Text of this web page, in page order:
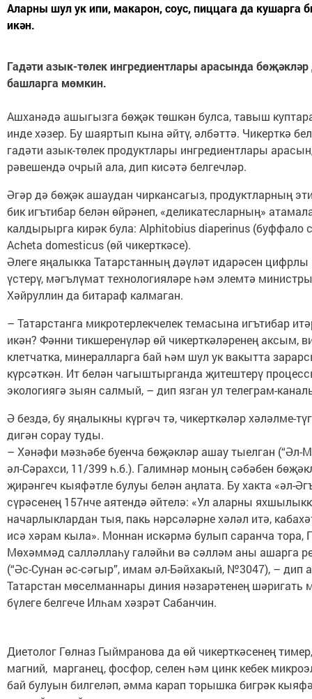
Аларны шул ук ипи, макарон, соус, пиццага да кушарга
икән.
Гадәти азык-төлек ингредиентлары арасында
башларга мөмкин.
Ашханәдә ашыгызга бөҗәк төшкән булса, тавыш
инде хәзер. Бу шаяртып кына әйтү, әлбәттә. Чикерткә
гадәти азык-төлек продуктлары ингредиентлары
рәвешендә очрый ала, дип кисәтә белгечләр.
Әгәр дә бөҗәк ашаудан чиркансагыз, продуктларның
бик игътибар белән өйрәнеп, «деликатесларның»
калдырырга кирәк була: Alphitobius diaperinus (буффало
Acheta domesticus (өй чикерткәсе).
Әлеге яңалыкка Татарстанның дәүләт идарәсен цифрлы
үстерү, мәгълүмат технологияләре һәм элемтә
Хәйруллин да битараф калмаган.
– Татарстанга микротерлекчелек темасына игътибар
икән? Фәнни тикшеренүләр өй чикерткәләренең аксым,
клетчатка, минералларга бай һәм шул ук вакытта
күрсәткән. Ит белән чагыштырганда җитештерү
экологиягә зыян салмый, – дип язган ул телеграм-
Ә бездә, бу яңалыкны күргәч тә, чикерткәләр хәләлме-
дигән сорау туды.
– Хәнәфи мәзһәбе буенча бөҗәкләр ашау тыелган (“Әл-
әл-Сәрахси, 11/399 һ.б.). Галимнәр моның сәбәбен
җирәнгеч кыяфәтле булуы белән аңлата. Бу хакта «әл-
сүрәсенең 157нче аятендә әйтелә: «Ул аларны
начарлыклардан тыя, пакь нәрсәләрне хәләл итә,
исә хәрам кыла». Моннан искәрмә булып саранча тора,
Мөхәммәд салләллаһу галәйһи вә сәлләм аны ашарга
(“Әс-Сунан әс-сәгыр”, имам әл-Бәйхакый, №3047), – дип
Татарстан мөселманнары диния нәзарәтенең шәригать
бүлеге белгече Илһам хәзрәт Сабанчин.
Диетолог Гөлназ Гыймранова да өй чикерткәсенең
магний, марганец, фосфор, селен һәм цинк кебек
бай булуын билгеләп, әмма карап торышка бигрәк